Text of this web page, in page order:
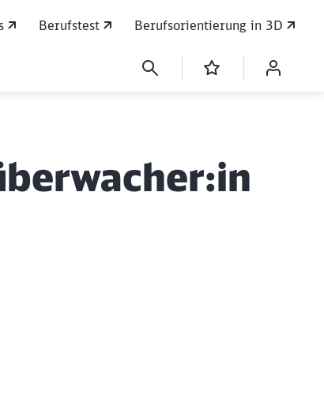
Berufstest Berufsorientierung in 3D